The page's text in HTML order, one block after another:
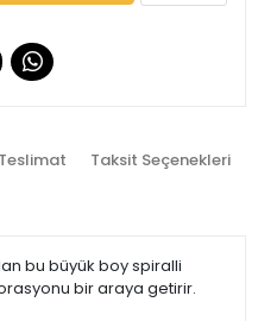
Taksit Seçenekleri
bu büyük boy spiralli
bir araya getirir.